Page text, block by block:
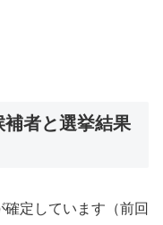
者と選挙結果
定しています（前回